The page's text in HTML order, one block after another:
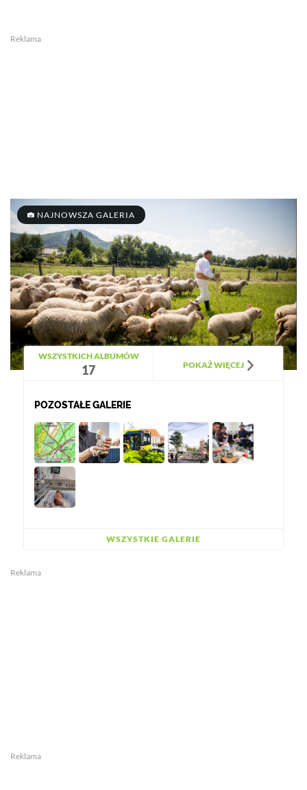
Reklama
NAJNOWSZA GALERIA
WSZYSTKICH ALBUMÓW
17 POKAŻ WIĘCEJ
POZOSTAŁE GALERIE
WSZYSTKIE GALERIE
Reklama
Reklama